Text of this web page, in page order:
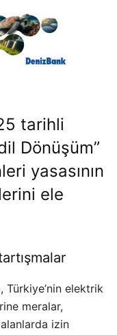
tarihli
Dönüşüm”
yasasının
ele
Türkiye’nin elektrik
meralar,
izin